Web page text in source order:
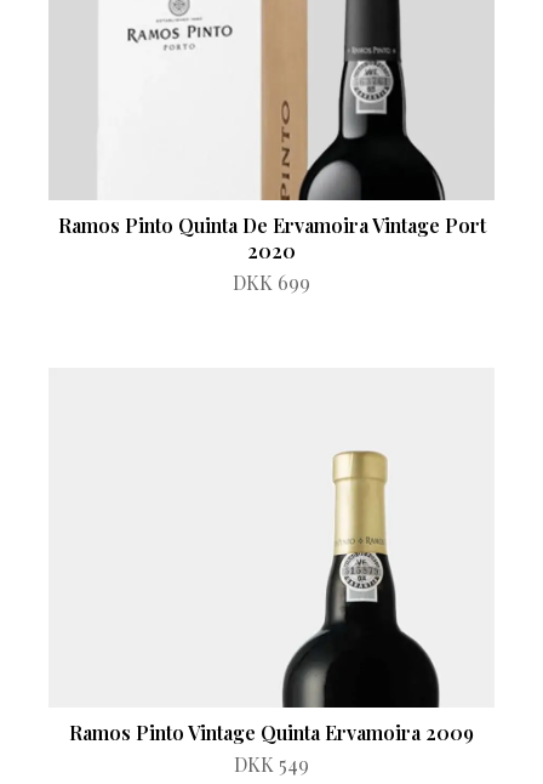
Ramos Pinto Quinta De Ervamoira Vintage Port
2020
DKK 699
Ramos Pinto Vintage Quinta Ervamoira 2009
DKK 549